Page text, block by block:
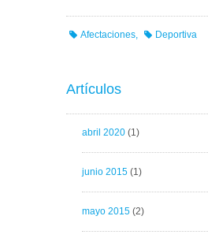
Afectaciones Deportiva
Artículos
abril 2020 (1)
junio 2015 (1)
mayo 2015 (2)